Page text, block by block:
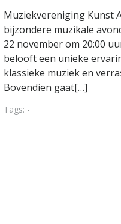
Muziekvereniging Kunst
bijzondere muzikale
22 november om 20:00
belooft een unieke
klassieke muziek en
Bovendien gaat[…]
Tags: -